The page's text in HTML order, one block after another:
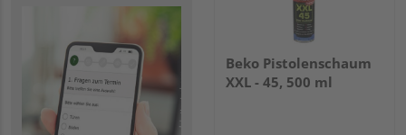
Beko Pistolenschaum
XXL - 45, 500 ml